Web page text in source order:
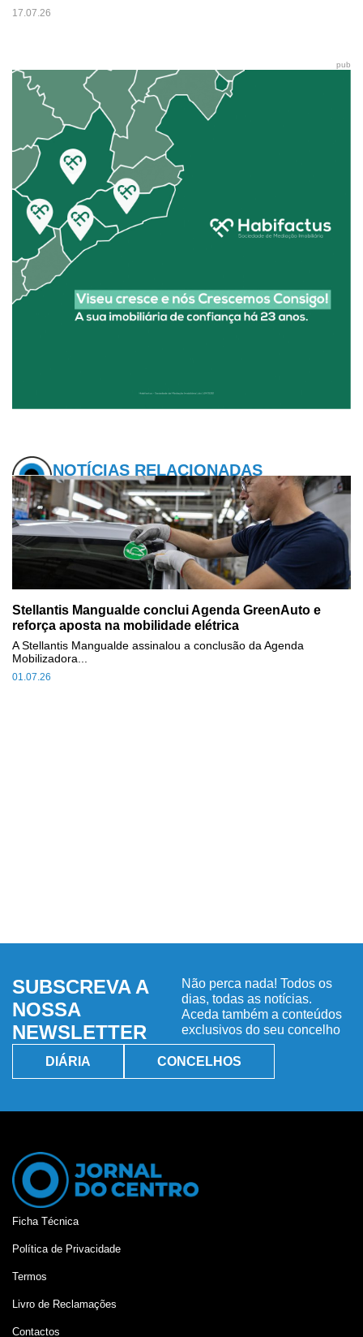
17.07.26
pub
NOTÍCIAS RELACIONADAS
Stellantis Mangualde conclui Agenda GreenAuto e
reforça aposta na mobilidade elétrica
01.07.26
A Stellantis Mangualde assinalou a conclusão da Agenda
Mobilizadora...
SUBSCREVA A
NOSSA
NEWSLETTER
Não perca nada! Todos os
dias, todas as notícias.
Aceda também a conteúdos
exclusivos do seu concelho
DIÁRIA CONCELHOS
Ficha Técnica
Política de Privacidade
Termos
Livro de Reclamações
Contactos